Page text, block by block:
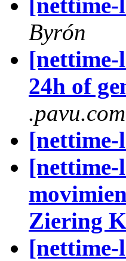
Byrón
24h of
.pavu.com
[nettime-
Ziering
[nettime-